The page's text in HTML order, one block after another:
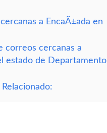
a EncaÃ±ada en
correos cercanas a
estado de Departamento